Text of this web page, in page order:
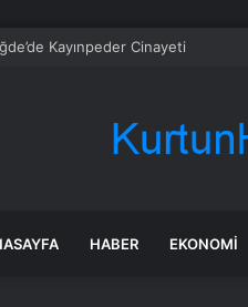
Kayınpeder Cinayeti
HABER EKONOMI